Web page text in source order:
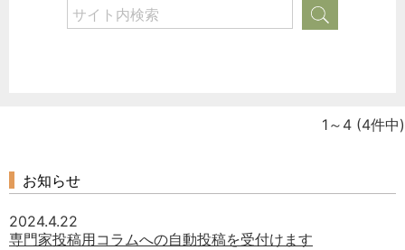
1～4 (4件中)
お知らせ
2024.4.22
専門家投稿用コラムへの自動投稿を受付けます